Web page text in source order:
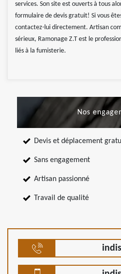
services. Son site est ouverts à tous
formulaire de devis gratuit! Si vous
contactez-lui directement. Artisan
sérieux, Ramonage Z.T est le
liés à la fumisterie.
Nos
Devis et déplacement
Sans engagement
Artisan passionné
Travail de qualité